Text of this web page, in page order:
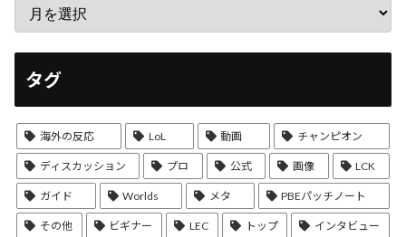
タグ
海外の反応 LoL 動画 チャンピオン
ディスカッション プロ 公式 画像 LCK
ガイド Worlds メタ PBEパッチノート
その他 ビギナー LEC トップ インタビュー